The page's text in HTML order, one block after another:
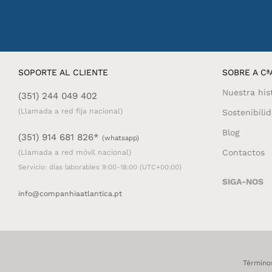
SOPORTE AL CLIENTE
(351) 244 049 402
(Llamada a red fija nacional)
(351) 914 681 826* (whatsapp)
(Llamada a red móvil nacional)
Servicio: días laborables 9:00-18:00 (UTC+00:00)
info@companhiaatlantica.pt
SOBRE A
Nuestra
Blog
Contactos
SIGA-NOS